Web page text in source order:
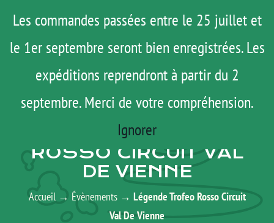
Les commandes passées entre le 25 juillet et
le 1er septembre seront bien enregistrées. Les
expéditions reprendront à partir du 2
septembre. Merci de votre compréhension.
Ignorer
contenu
Menu
ROAD TRIP
ACTUS
TESTS
AGENDA
TUTOS
AGENDA
LÉGENDE TROFEO
ROSSO CIRCUIT VAL
DE VIENNE
Accueil→ Évènements→ Légende Trofeo Rosso Circuit
Val De Vienne